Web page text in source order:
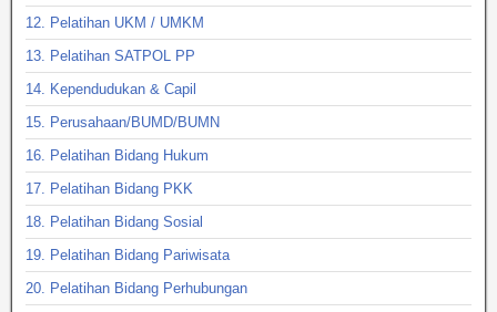
12. Pelatihan UKM / UMKM
13. Pelatihan SATPOL PP
14. Kependudukan & Capil
15. Perusahaan/BUMD/BUMN
16. Pelatihan Bidang Hukum
17. Pelatihan Bidang PKK
18. Pelatihan Bidang Sosial
19. Pelatihan Bidang Pariwisata
20. Pelatihan Bidang Perhubungan